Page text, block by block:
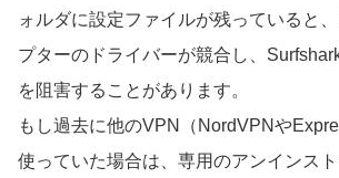
ォルダに設定ファイルが残っていると
プターのドライバーが競合し、
を阻害することがあります。
もし過去に他のVPN（NordVPNや
使っていた場合は、専用のアンインス